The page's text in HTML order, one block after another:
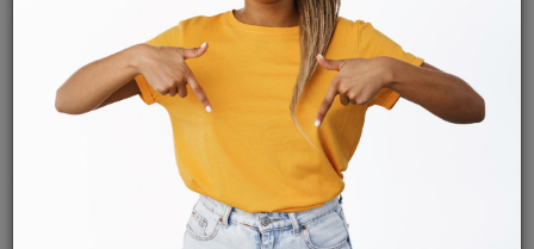
Facebook Twitter
Linkedin